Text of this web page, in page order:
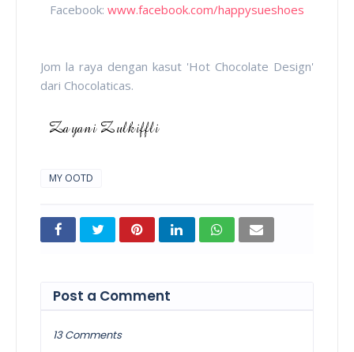
Facebook: www.facebook.com/happysueshoes
Jom la raya dengan kasut 'Hot Chocolate Design'
dari Chocolaticas.
MY OOTD
Post a Comment
13 Comments